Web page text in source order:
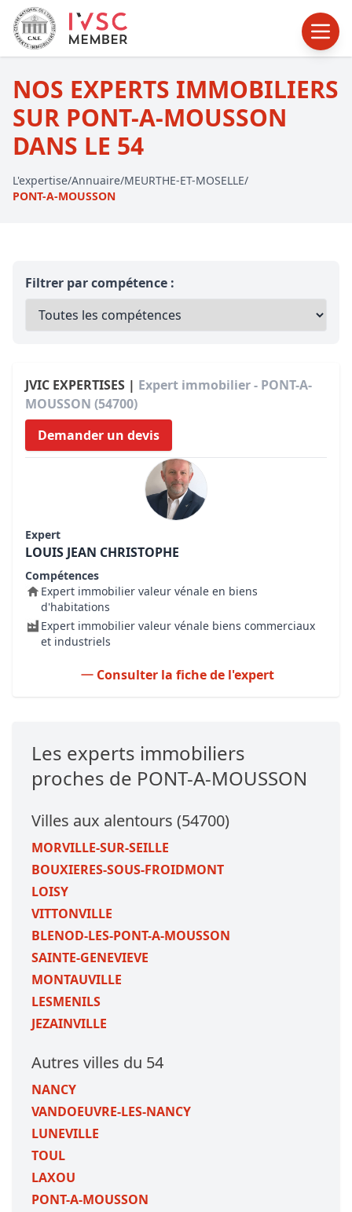
NOS EXPERTS IMMOBILIERS
SUR PONT-A-MOUSSON
DANS LE 54
L'expertise/Annuaire/MEURTHE-ET-MOSELLE/
PONT-A-MOUSSON
Filtrer par compétence :
JVIC EXPERTISES | Expert immobilier - PONT-A-
MOUSSON (54700)
Demander un devis
Expert
LOUIS JEAN CHRISTOPHE
Compétences
Expert immobilier valeur vénale en biens
d'habitations
Expert immobilier valeur vénale biens commerciaux
et industriels
Consulter la fiche de l'expert
Les experts immobiliers
proches de PONT-A-MOUSSON
Villes aux alentours (54700)
MORVILLE-SUR-SEILLE
BOUXIERES-SOUS-FROIDMONT
LOISY
VITTONVILLE
BLENOD-LES-PONT-A-MOUSSON
SAINTE-GENEVIEVE
MONTAUVILLE
LESMENILS
JEZAINVILLE
Autres villes du 54
NANCY
VANDOEUVRE-LES-NANCY
LUNEVILLE
TOUL
LAXOU
PONT-A-MOUSSON